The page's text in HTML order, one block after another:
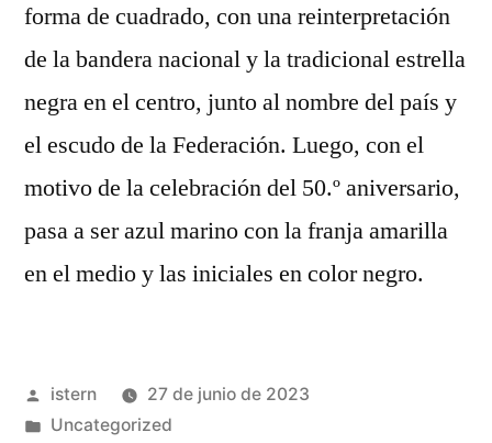
forma de cuadrado, con una reinterpretación
de la bandera nacional y la tradicional estrella
negra en el centro, junto al nombre del país y
el escudo de la Federación. Luego, con el
motivo de la celebración del 50.º aniversario,
pasa a ser azul marino con la franja amarilla
en el medio y las iniciales en color negro.
Publicado
por
istern
27 de junio de 2023
Publicado
Uncategorized